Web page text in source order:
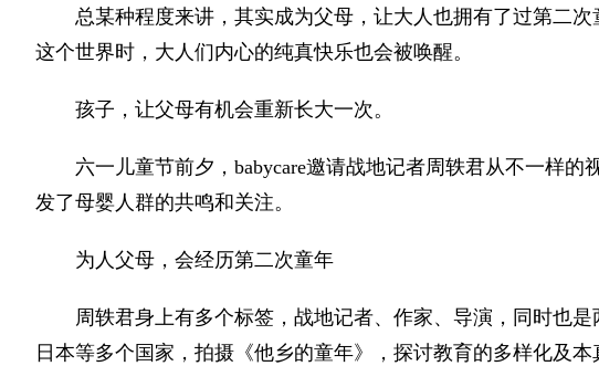
总某种程度来讲，其实成为父母，让大人也拥有了过第二
这个世界时，大人们内心的纯真快乐也会被唤醒。
孩子，让父母有机会重新长大一次。
六一儿童节前夕，babycare邀请战地记者周轶君从不一样的
发了母婴人群的共鸣和关注。
为人父母，会经历第二次童年
周轶君身上有多个标签，战地记者、作家、导演，同时也是
日本等多个国家，拍摄《他乡的童年》，探讨教育的多样化及本